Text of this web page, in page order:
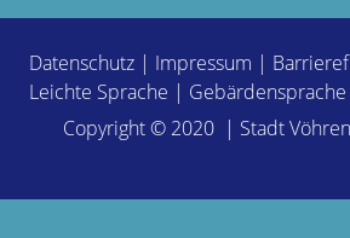
Datenschutz | Impressum |
Leichte Sprache | Gebärdensprache
Copyright © 2020 | Stadt